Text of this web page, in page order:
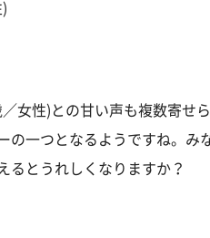
女性)との甘い声も複数寄せ
の一つとなるようですね。み
るとうれしくなりますか？